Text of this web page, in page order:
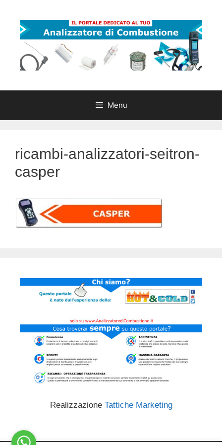
contenuto
Menu
ricambi-analizzatori-seitron-
casper
Realizzazione Tattiche Marketing